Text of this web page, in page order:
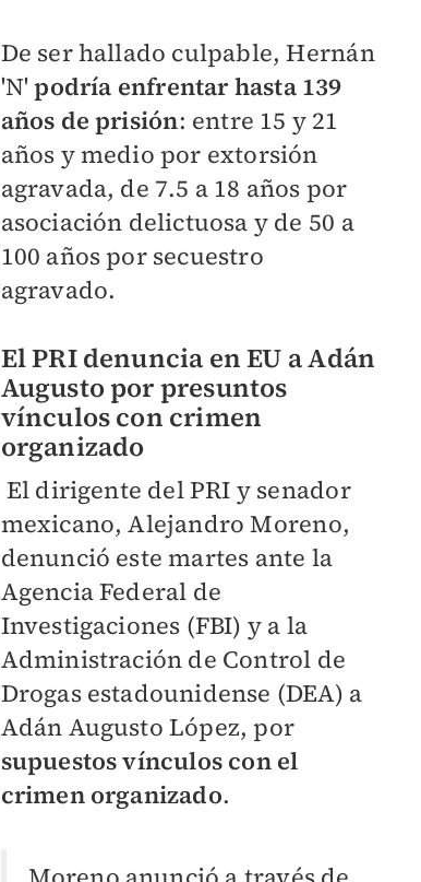
De ser hallado culpable, Hernán
'N'podría enfrentar hasta 139
años de prisión: entre 15 y 21
años y medio por extorsión
agravada, de 7.5 a 18 años por
asociación delictuosa y de 50 a
100 años por secuestro
agravado.
El PRI denuncia en EU a Adán
Augusto por presuntos
vínculos con crimen
organizado
El dirigente del PRI y senador
mexicano, Alejandro Moreno,
denunció este martes ante la
Agencia Federal de
Investigaciones (FBI) y a la
Administración de Control de
Drogas estadounidense (DEA) a
Adán Augusto López, por
supuestos vínculos con el
crimen organizado.